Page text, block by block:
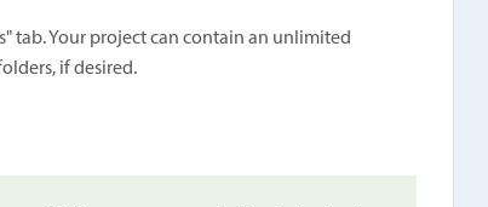
tab. Your project can contain an unlimited
if desired.